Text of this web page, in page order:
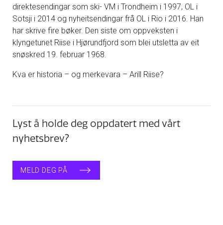
direktesendingar som ski- VM i Trondheim i 1997, OL i
Sotsji i 2014 og nyheitsendingar frå OL i Rio i 2016. Han
har skrive fire bøker. Den siste om oppveksten i
klyngetunet Riise i Hjørundfjord som blei utsletta av eit
snøskred 19. februar 1968.
Kva er historia – og merkevara – Arill Riise?
Lyst å holde deg oppdatert med vårt
nyhetsbrev?
MELD DEG PÅ